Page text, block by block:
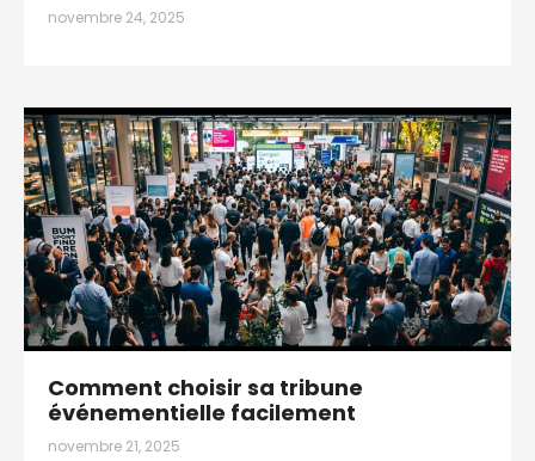
novembre 24, 2025
Comment choisir sa tribune
événementielle facilement
novembre 21, 2025